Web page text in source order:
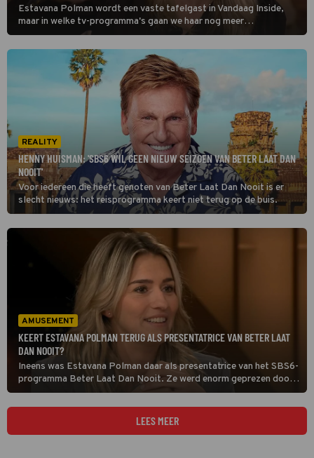
Estavana Polman wordt een vaste tafelgast in Vandaag Inside,
maar in welke tv-programma's gaan we haar nog meer
terugzien? Ze bespreekt het met Wilfred Genee, Johan Derksen en
René van der Gijp.
REALITY
HENNY HUISMAN: 'SBS6 WIL GEEN NIEUW SEIZOEN VAN BETER LAAT DAN
NOOIT'
Voor iedereen die heeft genoten van Beter Laat Dan Nooit is er
slecht nieuws: het reisprogramma keert niet terug op de buis.
AMUSEMENT
KEERT ESTAVANA POLMAN TERUG ALS PRESENTATRICE VAN BETER LAAT
DAN NOOIT?
Ineens was Estavana Polman daar als presentatrice van het SBS6-
programma Beter Laat Dan Nooit. Ze werd enorm geprezen door
kijkers, maar of we haar terug gaan zien in een nieuw seizoen is nog
maar de vraag.
LEES MEER